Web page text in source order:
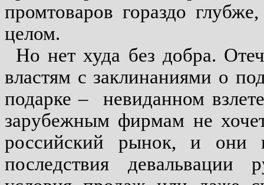
промтоваров гораздо
целом.
Но нет худа без добра.
властям с заклинаниями о
подарке –
невиданном
зарубежным фирмам не
российский рынок, и они
последствия девальвации